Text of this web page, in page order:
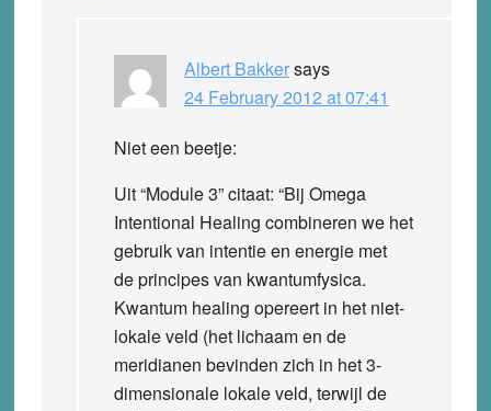
Albert Bakkersays
24 February 2012 at 07:41
Niet een beetje:
Uit “Module 3” citaat: “Bij Omega
Intentional Healing combineren we het
gebruik van intentie en energie met
de principes van kwantumfysica.
Kwantum healing opereert in het niet-
lokale veld (het lichaam en de
meridianen bevinden zich in het 3-
dimensionale lokale veld, terwijl de